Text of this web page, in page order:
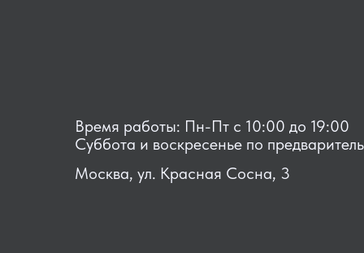
Время работы: Пн-Пт с 10:00 до 19:00
Суббота и воскресенье по
Москва, ул. Красная Сосна, 3